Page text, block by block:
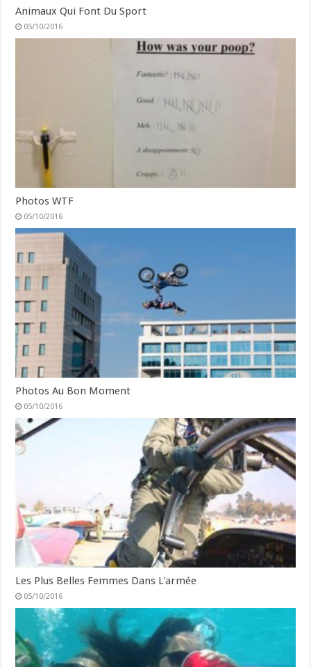
Animaux Qui Font Du Sport
05/10/2016
Photos WTF
05/10/2016
Photos Au Bon Moment
05/10/2016
Les Plus Belles Femmes Dans L'armée
05/10/2016